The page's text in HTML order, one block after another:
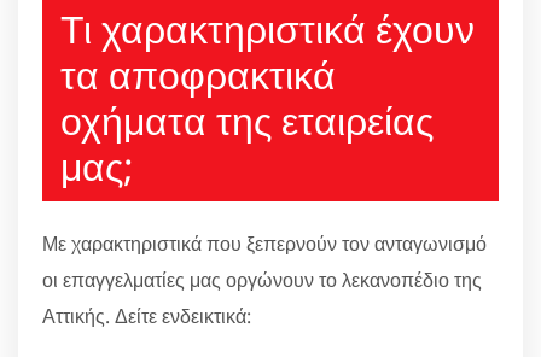
Τι χαρακτηριστικά έχουν
τα αποφρακτικά
οχήματα της εταιρείας
μας;
Με χαρακτηριστικά που ξεπερνούν τον ανταγωνισμό
οι επαγγελματίες μας οργώνουν το λεκανοπέδιο της
Αττικής. Δείτε ενδεικτικά: